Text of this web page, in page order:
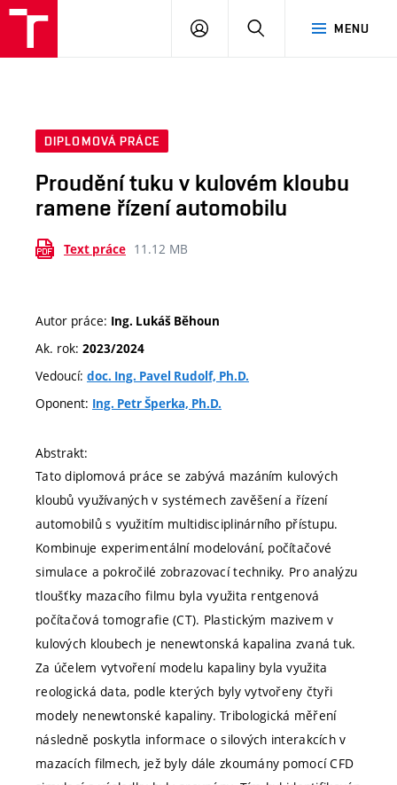
MENU
PŘIHLÁSIT
DIPLOMOVÁ PRÁCE
Proudění tuku v kulovém kloubu
ramene řízení automobilu
Text práce 11.12 MB
Autor práce: Ing. Lukáš Běhoun
Ak. rok: 2023/2024
Vedoucí: doc. Ing. Pavel Rudolf, Ph.D.
Oponent: Ing. Petr Šperka, Ph.D.
Abstrakt:
Tato diplomová práce se zabývá mazáním kulových
kloubů využívaných v systémech zavěšení a řízení
automobilů s využitím multidisciplinárního přístupu.
Kombinuje experimentální modelování, počítačové
simulace a pokročilé zobrazovací techniky. Pro analýzu
tloušťky mazacího filmu byla využita rentgenová
počítačová tomografie (CT). Plastickým mazivem v
kulových kloubech je nenewtonská kapalina zvaná tuk.
Za účelem vytvoření modelu kapaliny byla využita
reologická data, podle kterých byly vytvořeny čtyři
modely nenewtonské kapaliny. Tribologická měření
následně poskytla informace o silových interakcích v
mazacích filmech, jež byly dále zkoumány pomocí CFD